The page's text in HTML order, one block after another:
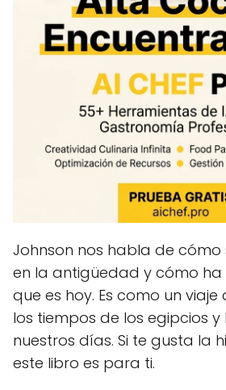
Johnson nos habla de cómo
en la antigüedad y cómo
que es hoy. Es como un
los tiempos de los egipcios
nuestros días. Si te gusta la
este libro es para ti.